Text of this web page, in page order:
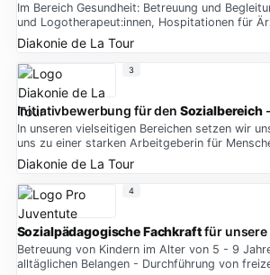
Im Bereich Gesundheit: Betreuung und
und Logotherapeut:innen, Hospitationen für
Diakonie de La Tour
Initiativbewerbung für den Sozialbereich-
In unseren vielseitigen Bereichen setzen wir
uns zu einer starken Arbeitgeberin für
Diakonie de La Tour
3
Sozialpädagogische Fachkraftfür
Betreuung von Kindern im Alter von 5 - 9
alltäglichen Belangen - Durchführung von
4